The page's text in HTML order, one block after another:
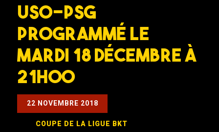
USO-PSG
programmé le
mardi 18 décembre à
21h00
22 NOVEMBRE 2018
COUPE DE LA LIGUE BKT